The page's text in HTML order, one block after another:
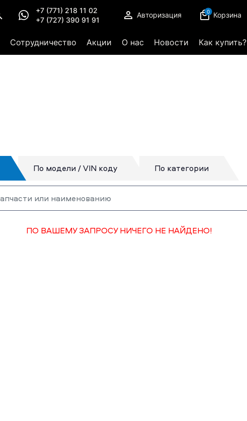
+7 (771) 218 11 02
+7 (727) 390 91 91
Авторизация 0 Корзина
Сотрудничество Акции О нас Новости Как купить?
По модели / VIN коду По категории
ПО ВАШЕМУ ЗАПРОСУ НИЧЕГО НЕ НАЙДЕНО!